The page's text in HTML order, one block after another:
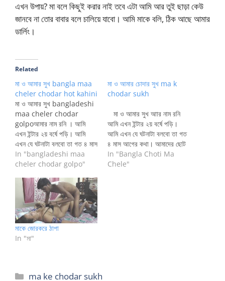
এখন উপায়? মা বলে কিছুই করার নাই তবে এটা আমি আর তুই ছাড়া কেউ
জানবে না তোর বাবার বলে চালিয়ে যাবো। আমি মাকে বলি, ঠিক আছে আমার
ডার্লিং।
Related
মা ও আমার সুখ bangla maa
cheler chodar hot kahini
মা ও আমার সুখ bangladeshi
maa cheler chodar
golpoআমার নাম রনি । আমি
এখন ইন্টার ২য় বর্ষে পড়ি। আমি
এখন যে ঘটনাটা বলবো তা গত ৪ মাস
আগের কথা। আমাদের ছোট পরিবার
আমি বয়স ১৮, মা বয়স ৩৭ আর বাবা
আমাদের পরিবার। বাবা বিজনেস
করেন…
In "bangladeshi maa
cheler chodar golpo"
মা ও আমার চোদার সুখ ma k
chodar sukh
মা ও আমার সুখ আার নাম রনি
আমি এখন ইন্টার ২য় বর্ষে পড়ি।
আমি এখন যে ঘটনাটা বলবো তা গত
৪ মাস আগের কথা। আমাদের ছোট
পরিবার আমি বয়স ১৮, মা বয়স ৩৭
আর বাবা বয়স ৪৬ বছর। এই
In "Bangla Choti Ma
Chele"
মাকে জোরকরে ঠাপা
In "মা"
Categories
ma ke chodar sukh